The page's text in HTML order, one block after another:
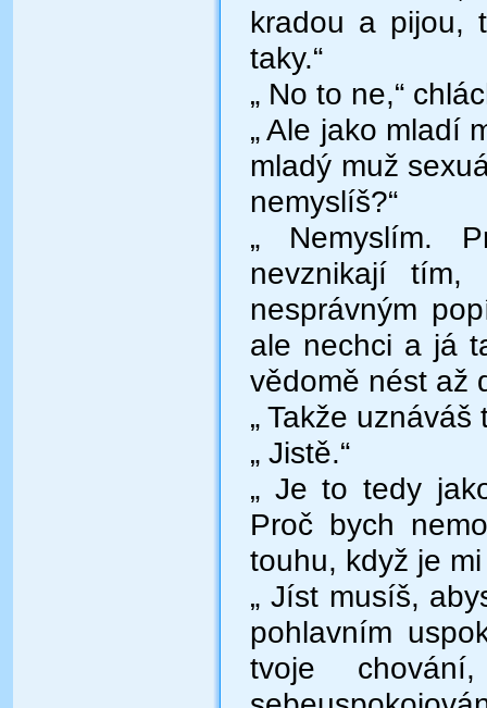
kradou a pijou,
taky.“
„ No to ne,“
„ Ale jako mladí
mladý muž
nemyslíš?“
„ Nemyslím.
nevznikají
nesprávným
ale nechci a já
vědomě nést až
„ Takže uznáváš
„ Jistě.“
„ Je to tedy
Proč bych
touhu, když je mi
„ Jíst musíš,
pohlavním
tvoje